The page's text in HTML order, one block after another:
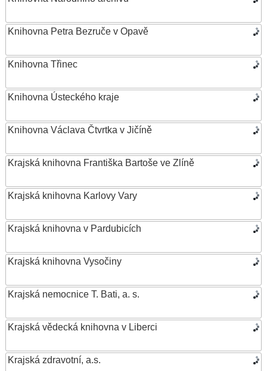
Knihovna Petra Bezruče v Opavě
Knihovna Třinec
Knihovna Ústeckého kraje
Knihovna Václava Čtvrtka v Jičíně
Krajská knihovna Františka Bartoše ve Zlíně
Krajská knihovna Karlovy Vary
Krajská knihovna v Pardubicích
Krajská knihovna Vysočiny
Krajská nemocnice T. Bati, a. s.
Krajská vědecká knihovna v Liberci
Krajská zdravotní, a.s.